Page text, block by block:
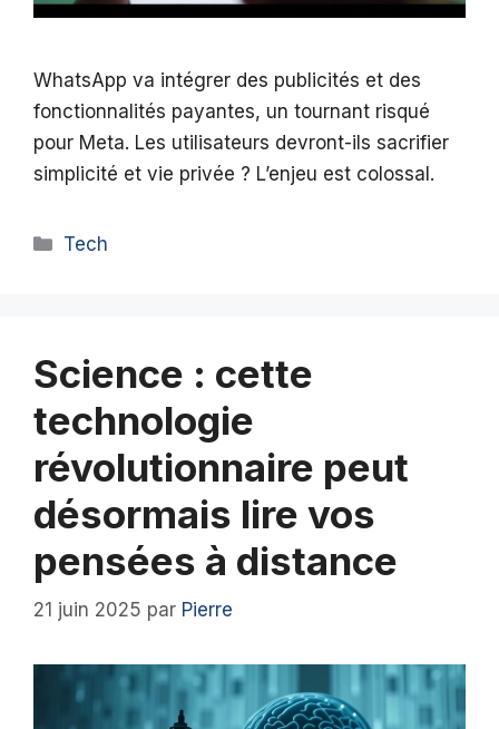
WhatsApp va intégrer des publicités et des
fonctionnalités payantes, un tournant risqué
pour Meta. Les utilisateurs devront-ils sacrifier
simplicité et vie privée ? L’enjeu est colossal.
Catégories
Tech
Science : cette
technologie
révolutionnaire peut
désormais lire vos
pensées à distance
21 juin 2025 par Pierre